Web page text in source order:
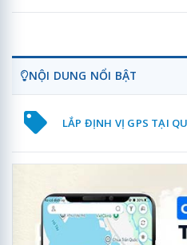
NỘI DUNG NỔI BẬT
LẮP ĐỊNH VỊ GPS TẠI